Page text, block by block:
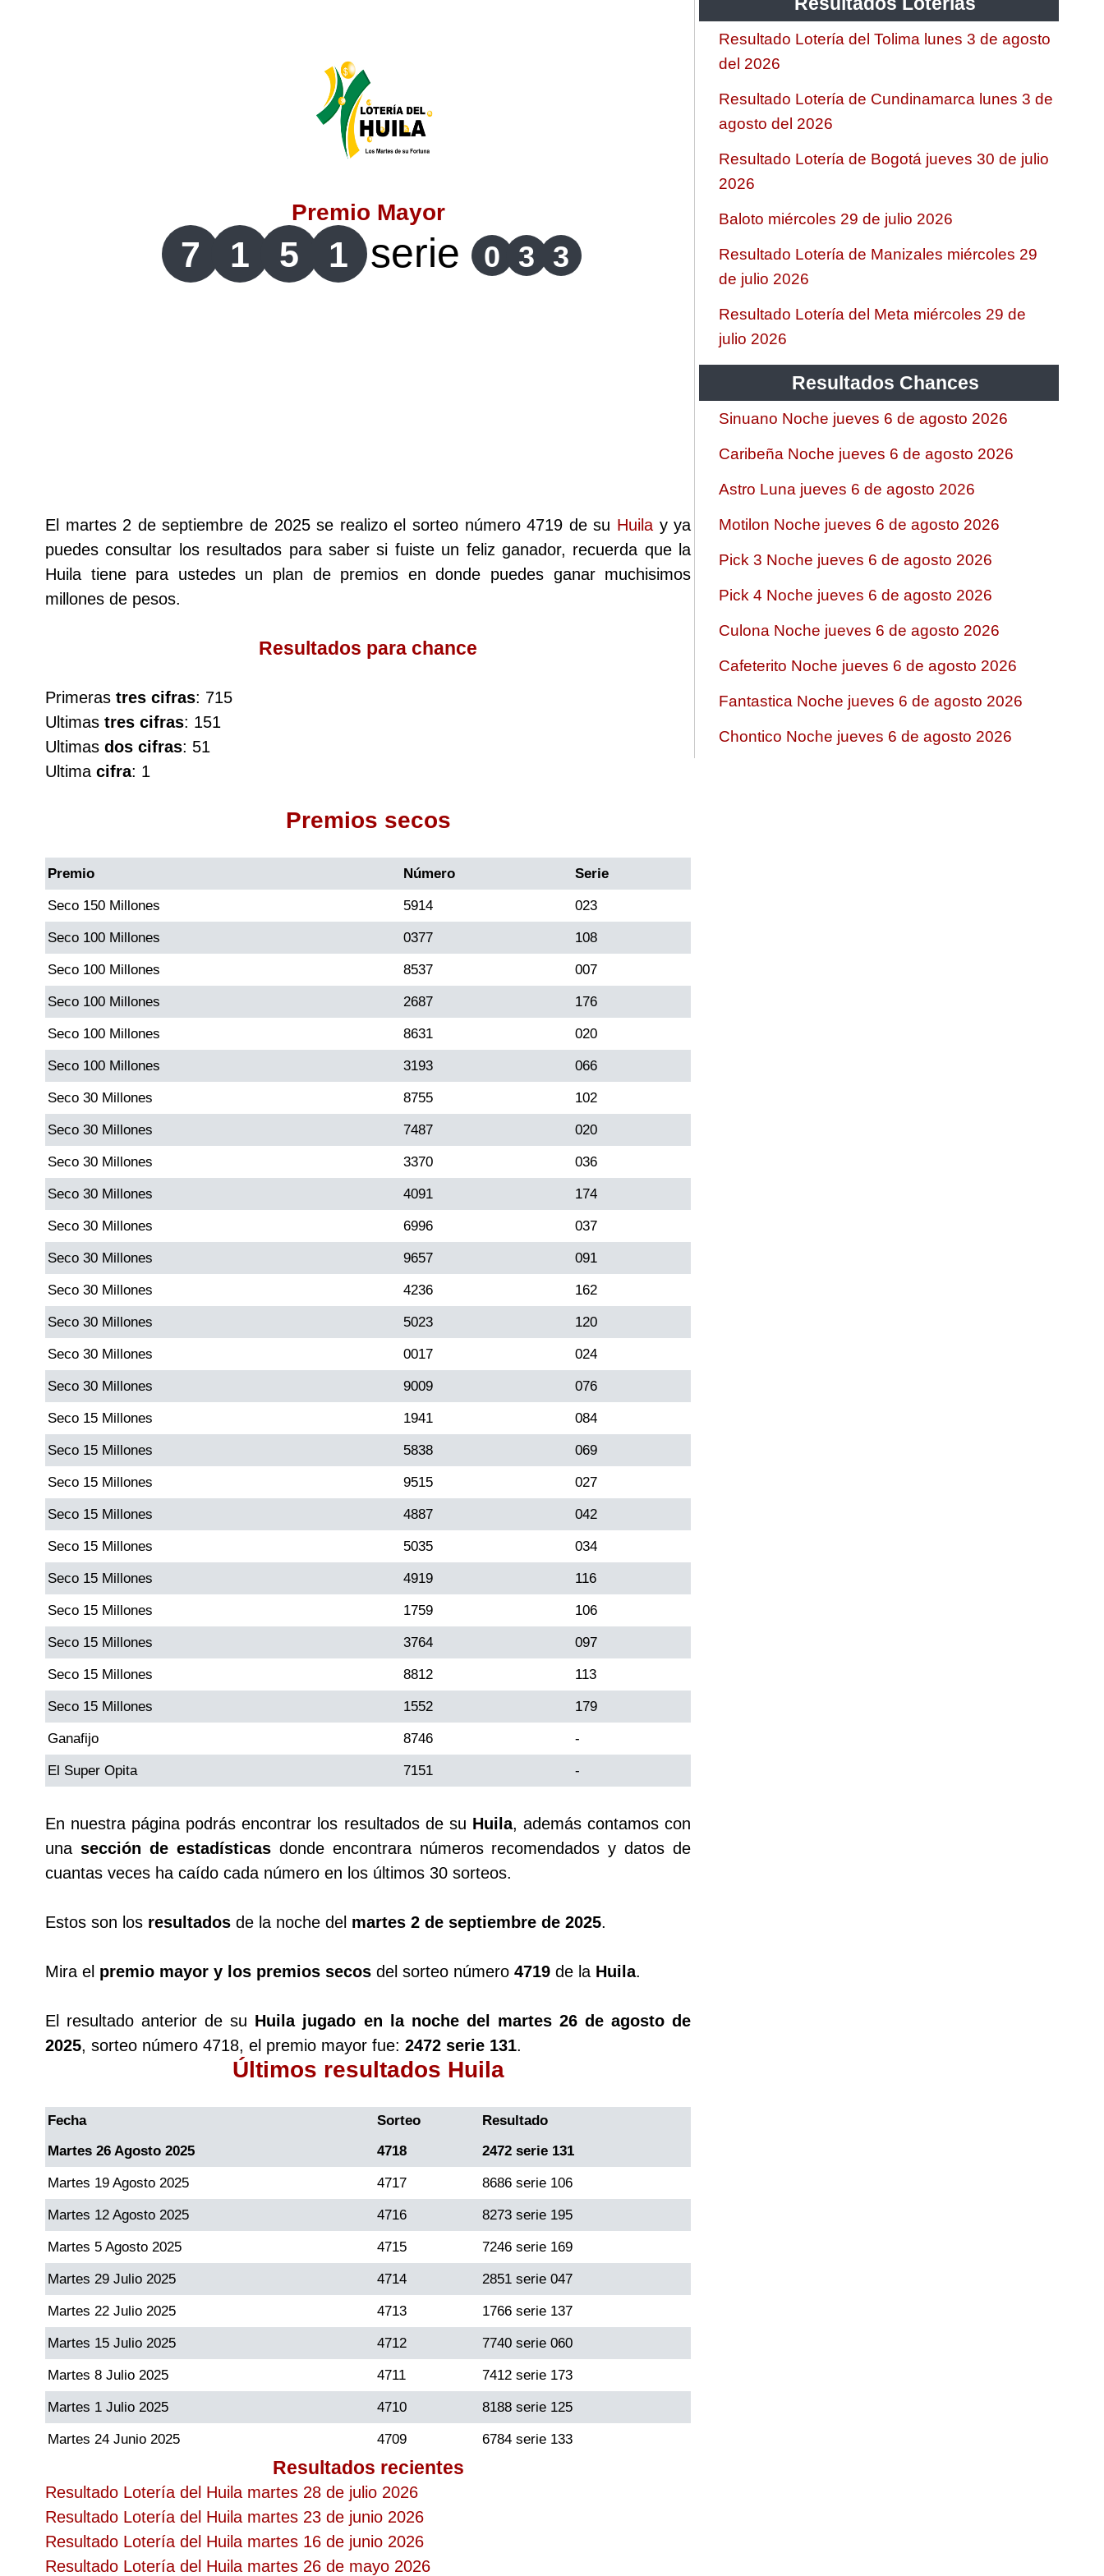
Lotería de Risaralda
Antioqueñita Día
Antioqueñita Tarde
Astro Luna
Cafeterito Tarde
Caribeña Noche
Chontico Día
Chontico Noche
Culona día
Culona noche
Dorado Mañana
Dorado Tarde
Dorado Noche
Fantástica Día
Fantástica Noche
Motilon Tarde
Motilon Noche
Paisita Día
Paisita Noche
Paisita 3
Pick 3 Día
Pick 3 Noche
Pick 4 Día
Pick 4 Noche
Pijao de Oro
Sinuano Noche
Premio Mayor
7 1 5 1 serie 0 3 3
El martes 2 de septiembre de 2025 se realizo el sorteo número 4719 de su Huilay ya
puedes consultar los resultados para saber si fuiste un feliz ganador, recuerda que la
Huila tiene para ustedes un plan de premios en donde puedes ganar muchisimos
millones de pesos.
Resultados para chance
Primeras tres cifras: 715
Ultimas tres cifras: 151
Ultimas dos cifras: 51
Ultima cifra: 1
Premios secos
Premio Número Serie
Seco 150 Millones 5914 023
Seco 100 Millones 0377 108
Seco 100 Millones 8537 007
Seco 100 Millones 2687 176
Seco 100 Millones 8631 020
Seco 100 Millones 3193 066
Seco 30 Millones 8755 102
Seco 30 Millones 7487 020
Seco 30 Millones 3370 036
Seco 30 Millones 4091 174
Seco 30 Millones 6996 037
Seco 30 Millones 9657 091
Seco 30 Millones 4236 162
Seco 30 Millones 5023 120
Seco 30 Millones 0017 024
Seco 30 Millones 9009 076
Seco 15 Millones 1941 084
Seco 15 Millones 5838 069
Seco 15 Millones 9515 027
Seco 15 Millones 4887 042
Seco 15 Millones 5035 034
Seco 15 Millones 4919 116
Seco 15 Millones 1759 106
Seco 15 Millones 3764 097
Seco 15 Millones 8812 113
Seco 15 Millones 1552 179
Ganafijo 8746 -
El Super Opita 7151 -
En nuestra página podrás encontrar los resultados de su Huila, además contamos con
una sección de estadísticasdonde encontrara números recomendados y datos de
cuantas veces ha caído cada número en los últimos 30 sorteos.
Estos son los resultados de la noche del martes 2 de septiembre de 2025.
Mira el premio mayor y los premios secos del sorteo número 4719 de la Huila.
El resultado anterior de su Huila jugado en la noche del martes 26 de agosto de
2025, sorteo número 4718, el premio mayor fue: 2472 serie 131.
Últimos resultados Huila
Fecha Sorteo
Resultado
Martes 26 Agosto 2025
4718 2472 serie 131
Martes 19 Agosto 2025 4717 8686 serie 106
Martes 12 Agosto 2025 4716 8273 serie 195
Martes 5 Agosto 2025 4715 7246 serie 169
Martes 29 Julio 2025 4714 2851 serie 047
Martes 22 Julio 2025 4713 1766 serie 137
Martes 15 Julio 2025 4712 7740 serie 060
Martes 8 Julio 2025 4711 7412 serie 173
Martes 1 Julio 2025 4710 8188 serie 125
Martes 24 Junio 2025 4709 6784 serie 133
Resultados recientes
Resultado Lotería del Huila martes 28 de julio 2026
Resultado Lotería del Huila martes 23 de junio 2026
Resultado Lotería del Huila martes 16 de junio 2026
Resultado Lotería del Huila martes 26 de mayo 2026
Resultado Lotería del Tolima lunes 3 de agosto
del 2026
Resultado Lotería de Cundinamarca lunes 3 de
agosto del 2026
Resultado Lotería de Bogotá jueves 30 de julio
2026
Baloto miércoles 29 de julio 2026
Resultado Lotería de Manizales miércoles 29
de julio 2026
Resultado Lotería del Meta miércoles 29 de
julio 2026
Resultados Chances
Sinuano Noche jueves 6 de agosto 2026
Caribeña Noche jueves 6 de agosto 2026
Astro Luna jueves 6 de agosto 2026
Motilon Noche jueves 6 de agosto 2026
Pick 3 Noche jueves 6 de agosto 2026
Pick 4 Noche jueves 6 de agosto 2026
Culona Noche jueves 6 de agosto 2026
Cafeterito Noche jueves 6 de agosto 2026
Fantastica Noche jueves 6 de agosto 2026
Chontico Noche jueves 6 de agosto 2026